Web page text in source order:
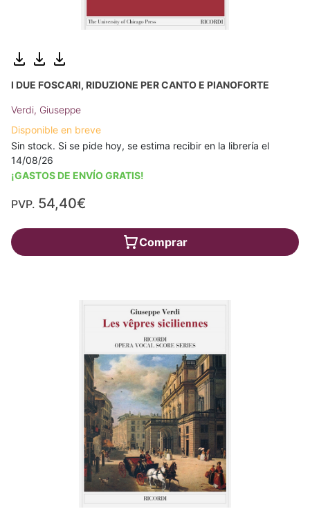
I DUE FOSCARI, RIDUZIONE PER CANTO E PIANOFORTE
Verdi, Giuseppe
Disponible en breve
Sin stock. Si se pide hoy, se estima recibir en la librería el
14/08/26
¡GASTOS DE ENVÍO GRATIS!
PVP. 54,40€
Comprar